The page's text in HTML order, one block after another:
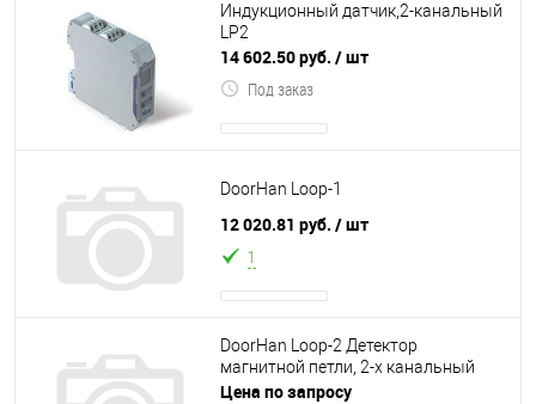
Индукционный датчик,2-канальный
LP2
14 602.50 руб. / шт
Под заказ
DoorHan Loop-1
12 020.81 руб. / шт
1
DoorHan Loop-2 Детектор
магнитной петли, 2-x канальный
Цена по запросу